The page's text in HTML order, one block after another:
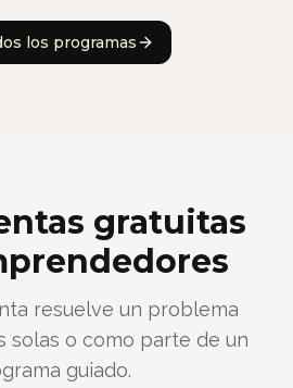
los programas
gratuitas
resuelve un problema
solas o como parte de un
guiado.